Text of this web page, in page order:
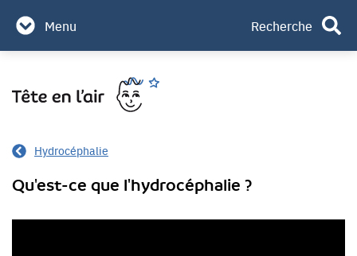
contenu
Menu Recherche
Contact
Hydrocéphalie
Qu'est-ce que l'hydrocéphalie ?